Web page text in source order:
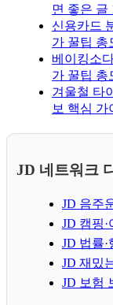
면 좋은 글
신용카드
가 꿀팁 총
베이킹소
가 꿀팁 총
겨울철 타
보 핵심 가
JD 네트워크
JD 음주
JD 캠핑·
JD 법률
JD 재밌
JD 보험